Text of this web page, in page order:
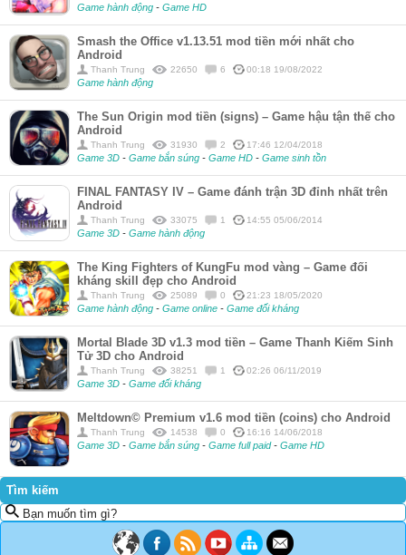
Game hành động - Game HD
Smash the Office v1.13.51 mod tiền mới nhất cho
Android
Thanh Trung 22650 6 00:18 19/08/2022
Game hành động
The Sun Origin mod tiền (signs) – Game hậu tận thế cho
Android
Thanh Trung 31930 2 17:46 12/04/2018
Game 3D - Game bắn súng - Game HD - Game sinh tồn
FINAL FANTASY IV – Game đánh trận 3D đỉnh nhất trên
Android
Thanh Trung 33075 1 14:55 05/06/2014
Game 3D - Game hành động
The King Fighters of KungFu mod vàng – Game đối
kháng skill đẹp cho Android
Thanh Trung 25089 0 21:23 18/05/2020
Game hành động - Game online - Game đối kháng
Mortal Blade 3D v1.3 mod tiền – Game Thanh Kiếm Sinh
Tử 3D cho Android
Thanh Trung 38251 1 02:26 06/11/2019
Game 3D - Game đối kháng
Meltdown© Premium v1.6 mod tiền (coins) cho Android
Thanh Trung 14538 0 16:16 14/06/2018
Game 3D - Game bắn súng - Game full paid- Game HD
Tìm kiếm
Bạn muốn tìm gì?